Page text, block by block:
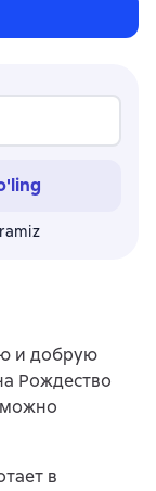
и добрую
Рождество
можно
в